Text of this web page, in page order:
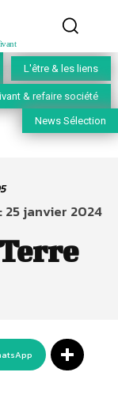
L'être & les liens
& refaire société
News Sélection
25 janvier 2024